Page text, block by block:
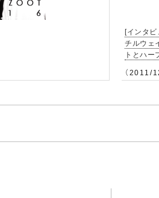
[インタビ
チルウェ
トとハー
（2011/